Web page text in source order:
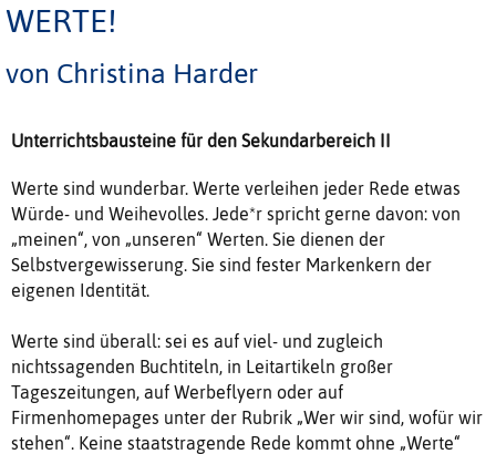
WERTE!
von Christina Harder
Unterrichtsbausteine für den Sekundarbereich II
Werte sind wunderbar. Werte verleihen jeder Rede etwas
Würde- und Weihevolles. Jede*r spricht gerne davon: von
„meinen“, von „unseren“ Werten. Sie dienen der
Selbstvergewisserung. Sie sind fester Markenkern der
eigenen Identität.
Werte sind überall: sei es auf viel- und zugleich
nichtssagenden Buchtiteln, in Leitartikeln großer
Tageszeitungen, auf Werbeflyern oder auf
Firmenhomepages unter der Rubrik „Wer wir sind, wofür wir
stehen“. Keine staatstragende Rede kommt ohne „Werte“